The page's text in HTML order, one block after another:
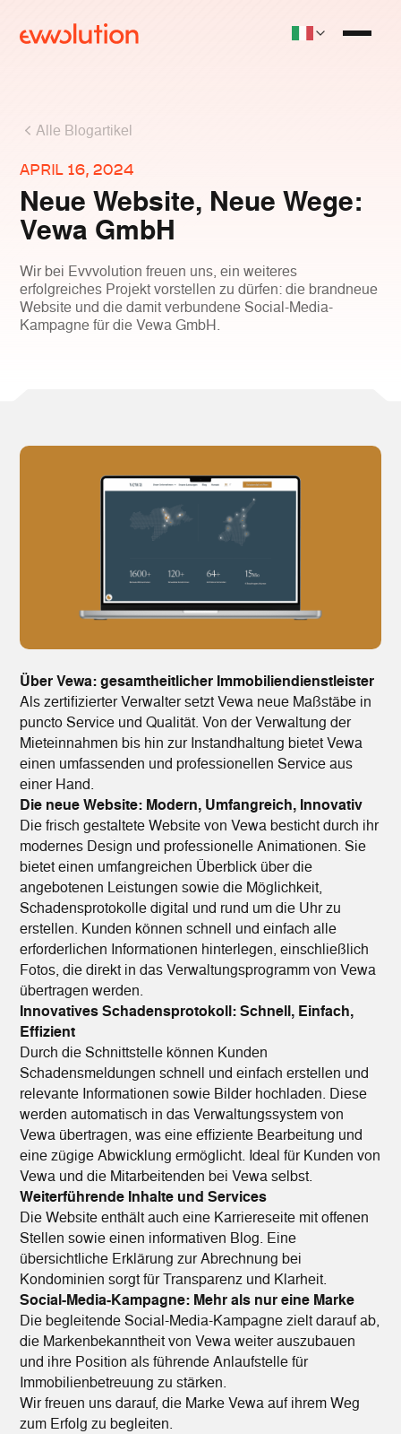
Alle Blogartikel
APRIL 16, 2024
Neue Website, Neue Wege:
Vewa GmbH
Wir bei Evvvolution freuen uns, ein weiteres
erfolgreiches Projekt vorstellen zu dürfen: die brandneue
Website und die damit verbundene Social-Media-
Kampagne für die Vewa GmbH.
Über Vewa: gesamtheitlicher Immobiliendienstleister
Als zertifizierter Verwalter setzt Vewa neue Maßstäbe in
puncto Service und Qualität. Von der Verwaltung der
Mieteinnahmen bis hin zur Instandhaltung bietet Vewa
einen umfassenden und professionellen Service aus
einer Hand.
Die neue Website: Modern, Umfangreich, Innovativ
Die frisch gestaltete Website von Vewa besticht durch ihr
modernes Design und professionelle Animationen. Sie
bietet einen umfangreichen Überblick über die
angebotenen Leistungen sowie die Möglichkeit,
Schadensprotokolle digital und rund um die Uhr zu
erstellen. Kunden können schnell und einfach alle
erforderlichen Informationen hinterlegen, einschließlich
Fotos, die direkt in das Verwaltungsprogramm von Vewa
übertragen werden.
Innovatives Schadensprotokoll: Schnell, Einfach,
Effizient
Durch die Schnittstelle können Kunden
Schadensmeldungen schnell und einfach erstellen und
relevante Informationen sowie Bilder hochladen. Diese
werden automatisch in das Verwaltungssystem von
Vewa übertragen, was eine effiziente Bearbeitung und
eine zügige Abwicklung ermöglicht. Ideal für Kunden von
Vewa und die Mitarbeitenden bei Vewa selbst.
Weiterführende Inhalte und Services
Die Website enthält auch eine Karriereseite mit offenen
Stellen sowie einen informativen Blog. Eine
übersichtliche Erklärung zur Abrechnung bei
Kondominien sorgt für Transparenz und Klarheit.
Social-Media-Kampagne: Mehr als nur eine Marke
Die begleitende Social-Media-Kampagne zielt darauf ab,
die Markenbekanntheit von Vewa weiter auszubauen
und ihre Position als führende Anlaufstelle für
Immobilienbetreuung zu stärken.
Wir freuen uns darauf, die Marke Vewa auf ihrem Weg
zum Erfolg zu begleiten.